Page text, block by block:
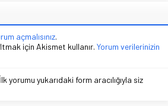
açmalısınız.
için Akismet kullanır. Yorum verilerinizin
yorumu yukarıdaki form aracılığıyla siz